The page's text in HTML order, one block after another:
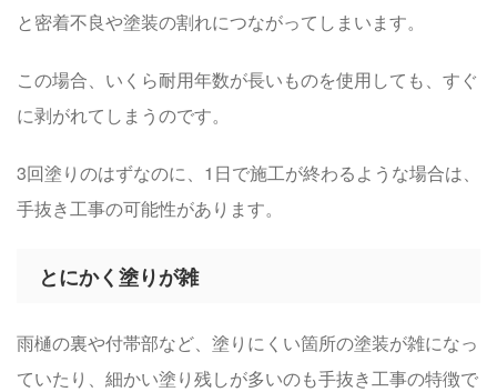
と密着不良や塗装の割れにつながってしまいます。
この場合、いくら耐用年数が長いものを使用しても、すぐ
に剥がれてしまうのです。
3回塗りのはずなのに、1日で施工が終わるような場合は、
手抜き工事の可能性があります。
とにかく塗りが雑
雨樋の裏や付帯部など、塗りにくい箇所の塗装が雑になっ
ていたり、細かい塗り残しが多いのも手抜き工事の特徴で